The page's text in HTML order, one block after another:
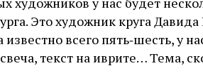
Это художник круга
всего пять‑шесть, у
текст на иврите… Тема,